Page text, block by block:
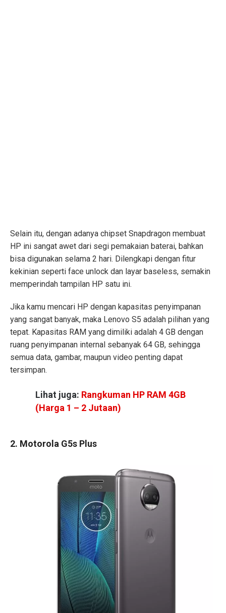
Selain itu, dengan adanya chipset Snapdragon membuat
HP ini sangat awet dari segi pemakaian baterai, bahkan
bisa digunakan selama 2 hari. Dilengkapi dengan fitur
kekinian seperti face unlock dan layar baseless, semakin
memperindah tampilan HP satu ini.
Jika kamu mencari HP dengan kapasitas penyimpanan
yang sangat banyak, maka Lenovo S5 adalah pilihan yang
tepat. Kapasitas RAM yang dimiliki adalah 4 GB dengan
ruang penyimpanan internal sebanyak 64 GB, sehingga
semua data, gambar, maupun video penting dapat
tersimpan.
Lihat juga: Rangkuman HP RAM 4GB
(Harga 1 – 2 Jutaan)
2. Motorola G5s Plus